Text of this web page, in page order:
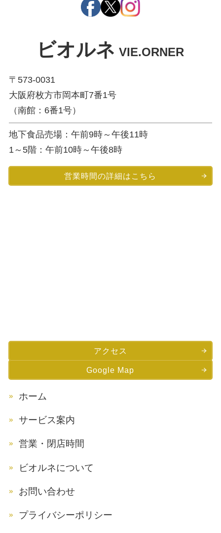
ビオルネ VIE.ORNER
〒573-0031
大阪府枚方市岡本町7番1号
（南館：6番1号）
地下食品売場：午前9時～午後11時
1～5階：午前10時～午後8時
営業時間の詳細はこちら
アクセス
Google Map
ホーム
サービス案内
営業・閉店時間
ビオルネについて
お問い合わせ
プライバシーポリシー